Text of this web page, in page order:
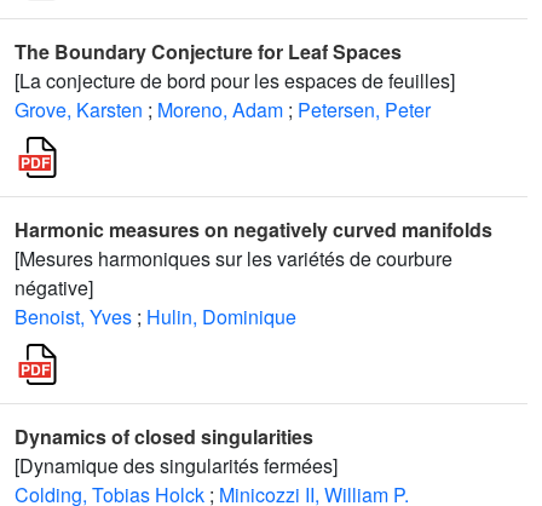
The Boundary Conjecture for Leaf Spaces
[La conjecture de bord pour les espaces de feuilles]
Grove, Karsten ; Moreno, Adam ; Petersen, Peter
Harmonic measures on negatively curved manifolds
[Mesures harmoniques sur les variétés de courbure
négative]
Benoist, Yves ; Hulin, Dominique
Dynamics of closed singularities
[Dynamique des singularités fermées]
Colding, Tobias Holck ; Minicozzi II, William P.